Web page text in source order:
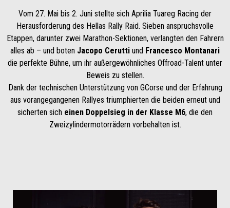
Vom 27. Mai bis 2. Juni stellte sich Aprilia Tuareg Racing der
Herausforderung des Hellas Rally Raid. Sieben anspruchsvolle
Etappen, darunter zwei Marathon-Sektionen, verlangten den Fahrern
alles ab – und boten Jacopo Cerutti und Francesco Montanari
die perfekte Bühne, um ihr außergewöhnliches Offroad-Talent unter
Beweis zu stellen.
Dank der technischen Unterstützung von GCorse und der Erfahrung
aus vorangegangenen Rallyes triumphierten die beiden erneut und
sicherten sich einen Doppelsieg in der Klasse M6, die den
Zweizylindermotorrädern vorbehalten ist.